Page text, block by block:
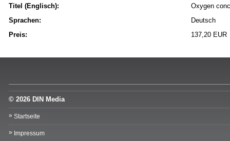
Titel (Englisch):
Oxygen
Sprachen:
Deutsch
Preis:
137,20 EUR
© 2026 DIN Media
Startseite
Impressum